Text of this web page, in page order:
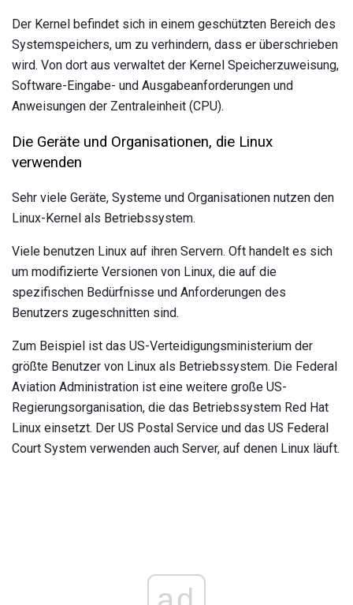
Der Kernel befindet sich in einem geschützten Bereich des
Systemspeichers, um zu verhindern, dass er überschrieben
wird. Von dort aus verwaltet der Kernel Speicherzuweisung,
Software-Eingabe- und Ausgabeanforderungen und
Anweisungen der Zentraleinheit (CPU).
Die Geräte und Organisationen, die Linux
verwenden
Sehr viele Geräte, Systeme und Organisationen nutzen den
Linux-Kernel als Betriebssystem.
Viele benutzen Linux auf ihren Servern. Oft handelt es sich
um modifizierte Versionen von Linux, die auf die
spezifischen Bedürfnisse und Anforderungen des
Benutzers zugeschnitten sind.
Zum Beispiel ist das US-Verteidigungsministerium der
größte Benutzer von Linux als Betriebssystem. Die Federal
Aviation Administration ist eine weitere große US-
Regierungsorganisation, die das Betriebssystem Red Hat
Linux einsetzt. Der US Postal Service und das US Federal
Court System verwenden auch Server, auf denen Linux läuft.